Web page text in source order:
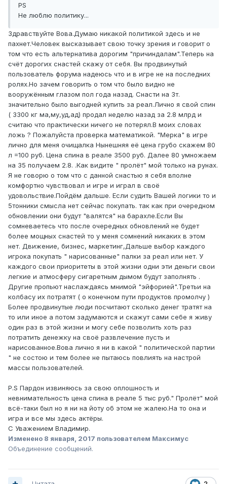
PS
Не люблю политику...
Здравствуйте Вова.Думаю никакой политикой здесь и не
пахнет.Человек высказывает свою точку зрения и говорит о
том что есть альтернатива дорогим "причиндалам".Теперь на
счёт дорогих снастей скажу от себя. Вы продвинутый
пользователь форума надеюсь что и в игре не на последних
ролях.Но зачем говорить о том что было видно не
вооружённым глазом пол года назад. Снасти на 3т.
значительно было выгодней купить за реал.Лично я свой спин
( 3300 кг ма,му,уд,ад) продал неделю назад за 2.8 млрд и
считаю что практически ничего не потерял.В моих словах
ложь ? Пожалуйста проверка математикой. "Мерка" в игре
лично для меня очищалка Нынешняя её цена грубо скажем 80
л =100 руб. Цена спина в реале 3500 руб. Далее 80 умножаем
на 35 получаем 2.8. .Как видите " пролёт" мой только на рунах.
Я не говорю о том что с данной снастью я себя вполне
комфортно чувствовал и игре и играл в своё
удовольствие.Пойдём дальше. Если судить Вашей логики то и
5тонники смысла нет сейчас покупать. так как при очередном
обновлении они будут "валятся" на барахле.Если Вы
сомневаетесь что после очередных обновлений не будет
более мощных снастей то у меня сомнений никаких в этом
нет. Движение, бизнес, маркетинг,Дальше выбор каждого
игрока покупать " нарисованные" палки за реал или нет. У
каждого свои приоритеты в этой жизни одни эти деньги свои
легкие и атмосферу сигаретным дымом будут заполнять .
Другие пропьют наслаждаясь мнимой "эйфорией".Третьи на
колбасу их потратят ( о конечном пути продуктов промолчу )
Более продвинутые люди посчитают сколько денег тратят на
то или иное а потом задумаются и скажут сами себе я живу
один раз в этой жизни и могу себе позволить хоть раз
потратить денежку на своё развлечение пусть и
нарисованное.Вова лично я ни в какой " политической партии
" не состою и тем более не пытаюсь повлиять на настрой
массы пользователей.
Р.S Пардон извиняюсь за свою оплошность и
невнимательность цена спина в реале 5 тыс руб." Пролёт" мой
всё-таки был но я ни на йоту об этом не жалею.На то она и
игра и все мы здесь актёры.
С Уважением Владимир.
Изменено 8 января, 2017 пользователем Максимус
Объединение сообщений.